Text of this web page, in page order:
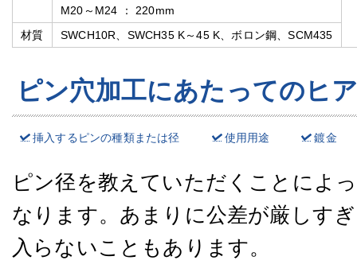
M20～M24 ： 220mm
材質
SWCH10R、SWCH35 K～45 K、ボロン鋼、SCM435
ピン穴加工にあたってのヒ
挿入するピンの種類または径 使用用途 鍍金
ピン径を教えていただくことによ
なります。あまりに公差が厳しす
入らないこともあります。